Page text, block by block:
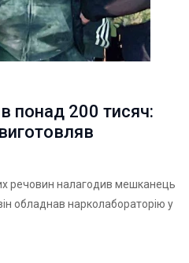
понад 200 тисяч:
речовин налагодив мешканець
обладнав нарколабораторію у